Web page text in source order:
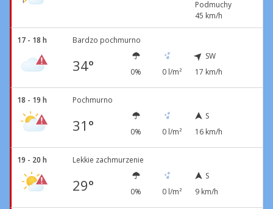
Podmuchy
45 km/h
17 - 18 h Bardzo pochmurno
34° 0% 0 l/m²
SW
17 km/h
18 - 19 h Pochmurno
31° 0% 0 l/m²
S
16 km/h
19 - 20 h Lekkie zachmurzenie
29° 0% 0 l/m²
S
9 km/h